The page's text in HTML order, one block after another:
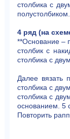
столбика с
полустолбиком.
4 ряд (на
**Основание –
столбик с
столбика с
Далее вязать
столбика с
столбика с
основанием. 5
Повторить